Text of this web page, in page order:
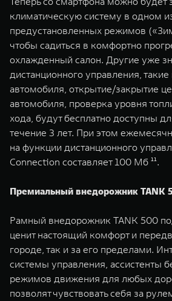
климатическую систему в одном
предустановленных режимов
чтобы садиться в комфортно
охлажденный салон. Другие уже
дистанционного управления,
автомобиля, открытие/закрытие
автомобиля, проверка уровня
хода, будут бесплатно доступны
течение 3 лет. При этом
на функции дистанционного
Connection составляет 100 Мб ¹¹.
Премиальный внедорожник TANK
Рамный внедорожник TANK 500
ценит настоящий комфорт и
городе, так и за его пределами.
системы управления, ассистенты
режимов движения для любых
позволят чувствовать себя за